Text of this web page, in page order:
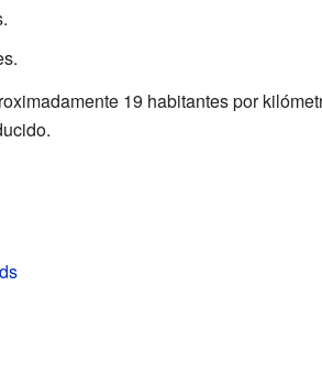
19 habitantes por